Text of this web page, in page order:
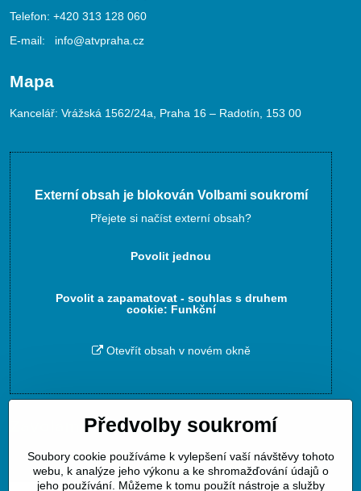
Telefon: +420 313 128 060
E-mail: info@atvpraha.cz
Mapa
Kancelář: Vrážská 1562/24a, Praha 16 – Radotín, 153 00
Externí obsah je blokován Volbami soukromí
Přejete si načíst externí obsah?
Povolit jednou
Povolit a zapamatovat - souhlas s druhem
cookie: Funkční
Otevřít obsah v novém okně
Zavoláme Vám zpět
Váš telefon*
Předvolby soukromí
Soubory cookie používáme k vylepšení vaší návštěvy tohoto
webu, k analýze jeho výkonu a ke shromažďování údajů o
jeho používání. Můžeme k tomu použít nástroje a služby